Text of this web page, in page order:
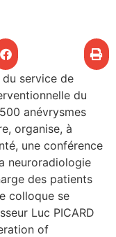
service de
du
anévrysmes
organise, à
une conférence
neuroradiologie
des patients
colloque se
Luc PICARD
of